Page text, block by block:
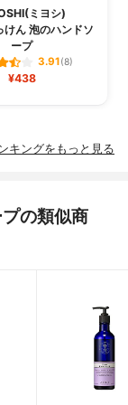
ミヨシ)
けん 泡のハンドソ
ープ
3.91(8)
¥438
キングをもっと見る
の類似商